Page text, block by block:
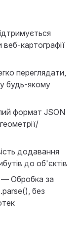
картографії
переглядати,
будь-якому
формат JSON
додавання
до об'єктів
— Обробка за
без